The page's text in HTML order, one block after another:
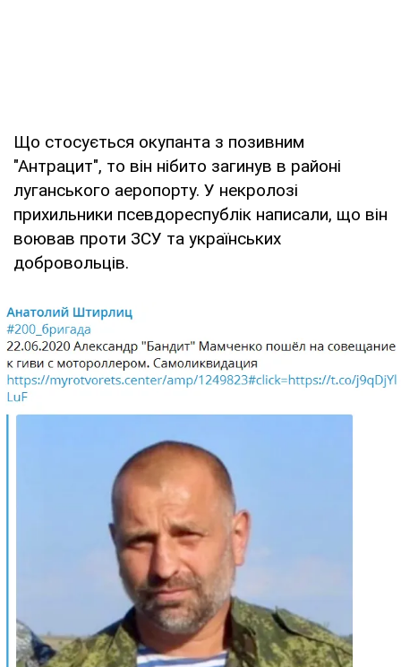
Що стосується окупанта з позивним
"Антрацит", то він нібито загинув в районі
луганського аеропорту. У некролозі
прихильники псевдореспублік написали, що він
воював проти ЗСУ та українських
добровольців.